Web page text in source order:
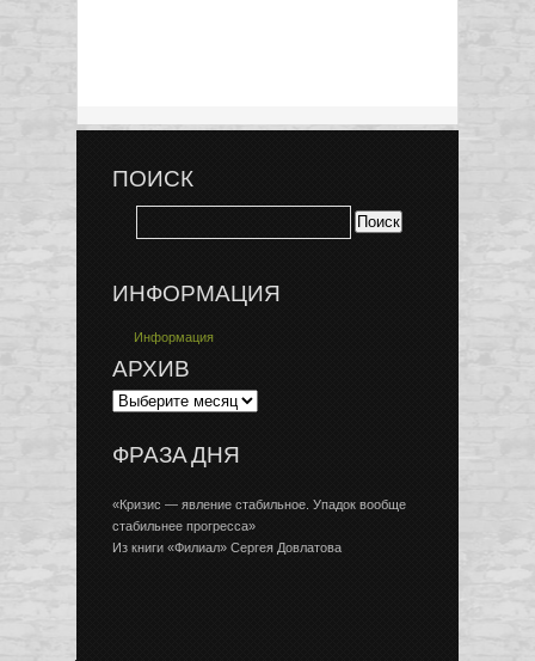
ПОИСК
ИНФОРМАЦИЯ
Информация
АРХИВ
ФРАЗА ДНЯ
«Кризис — явление стабильное. Упадок вообще
стабильнее прогресса»
Из книги «Филиал» Сергея Довлатова